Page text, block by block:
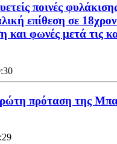
ποινές
επίθεση σε
και φωνές μετά τις
πρόταση της